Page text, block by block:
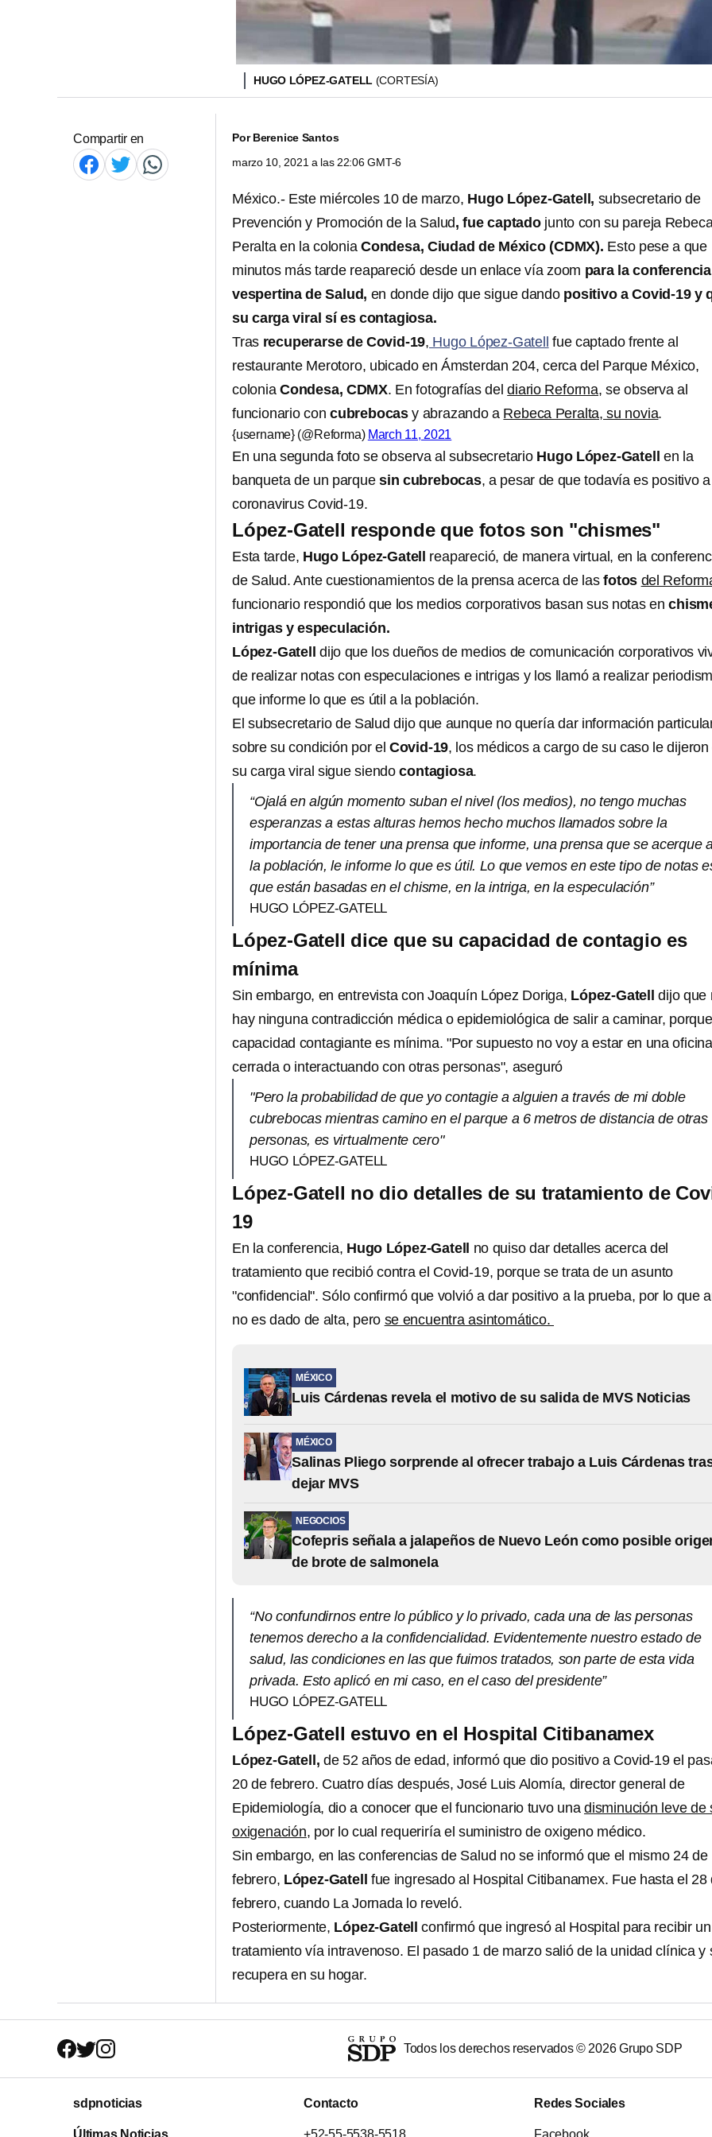
HUGO LÓPEZ-GATELL (CORTESÍA)
Compartir en PorBerenice Santos
marzo 10, 2021 a las 22:06 GMT-6
México.- Este miércoles 10 de marzo, Hugo López-Gatell, subsecretario de
Prevención y Promoción de la Salud, fue captadojunto con su pareja
Peralta en la coloniaCondesa, Ciudad de México (CDMX). Esto pese a que
minutos más tarde reapareció desde un enlace vía zoom para la conferencia
vespertina de Salud, en donde dijo que sigue dandopositivo a Covid-19 y
su carga viral sí es contagiosa.
Tras recuperarse de Covid-19, Hugo López-Gatell fue captado frente al
restaurante Merotoro, ubicado en Ámsterdan 204, cerca del Parque México,
colonia Condesa, CDMX. En fotografías deldiario Reforma, se observa al
funcionario concubrebocas y abrazando a Rebeca Peralta, su novia.
{username} (@Reforma) March 11, 2021
En una segunda foto se observa al subsecretario Hugo López-Gatell
en la
banqueta de un parquesin cubrebocas, a pesar de que todavía es positivo a
coronavirus Covid-19.
López-Gatell responde que fotos son "chismes"
Esta tarde, Hugo López-Gatell reapareció, de manera virtual, en la
de Salud. Ante cuestionamientos de la prensa acerca de lasfotos del
funcionario respondió que los medios corporativos basan sus notas en
intrigas y especulación.
López-Gatell dijo que los dueños de medios de comunicación corporativos
de realizar notas con especulaciones e intrigas y los llamó a realizar
que informe lo que es útil a la población.
El subsecretario de Salud dijo que aunque no quería dar información
sobre su condición por el Covid-19, los médicos a cargo de su caso le dijeron
su carga viral sigue siendocontagiosa.
“Ojalá en algún momento suban el nivel (los medios), no tengo muchas
esperanzas a estas alturas hemos hecho muchos llamados sobre la
importancia de tener una prensa que informe, una prensa que se acerque
la población, le informe lo que es útil. Lo que vemos en este tipo de notas
que están basadas en el chisme, en la intriga, en la especulación”
HUGO LÓPEZ-GATELL
López-Gatell dice que su capacidad de contagio es
mínima
Sin embargo, en entrevista con Joaquín López Doriga, López-Gatelldijo que
hay ninguna contradicción médica o epidemiológica de salir a caminar,
capacidad contagiante es mínima. "Por supuesto no voy a estar en una oficina
cerrada o interactuando con otras personas", aseguró
"Pero la probabilidad de que yo contagie a alguien a través de mi doble
cubrebocas mientras camino en el parque a 6 metros de distancia de otras
personas, es virtualmente cero"
HUGO LÓPEZ-GATELL
López-Gatell no dio detalles de su tratamiento de
19
En la conferencia, Hugo López-Gatell
no quiso dar detalles acerca del
tratamiento que recibió contra el Covid-19, porque se trata de un asunto
"confidencial". Sólo confirmó que volvió a dar positivo a la prueba, por lo que
no es dado de alta, pero se encuentra asintomático.
MÉXICO
Luis Cárdenas revela el motivo de su salida de MVS Noticias
MÉXICO
Salinas Pliego sorprende al ofrecer trabajo a Luis Cárdenas
dejar MVS
NEGOCIOS
Cofepris señala a jalapeños de Nuevo León como posible
de brote de salmonela
“No confundirnos entre lo público y lo privado, cada una de las personas
tenemos derecho a la confidencialidad. Evidentemente nuestro estado de
salud, las condiciones en las que fuimos tratados, son parte de esta vida
privada. Esto aplicó en mi caso, en el caso del presidente”
HUGO LÓPEZ-GATELL
López-Gatell estuvo en el Hospital Citibanamex
López-Gatell, de 52 años de edad, informó que dio positivo a Covid-19 el
20 de febrero. Cuatro días después, José Luis Alomía, director general de
Epidemiología, dio a conocer que el funcionario tuvo una disminución leve de
oxigenación, por lo cual requeriría el suministro de oxigeno médico.
Sin embargo, en las conferencias de Salud no se informó que el mismo 24 de
febrero, López-Gatell
fue ingresado al Hospital Citibanamex. Fue hasta el 28
febrero, cuando La Jornada lo reveló.
Posteriormente, López-Gatell
confirmó que ingresó al Hospital para recibir un
tratamiento vía intravenoso. El pasado 1 de marzo salió de la unidad clínica y
recupera en su hogar.
Todos los derechos reservados © 2026Grupo SDP
sdpnoticias Contacto Redes Sociales